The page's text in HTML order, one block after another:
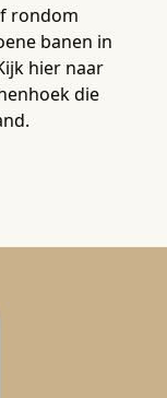
rondom
banen in
hier naar
die